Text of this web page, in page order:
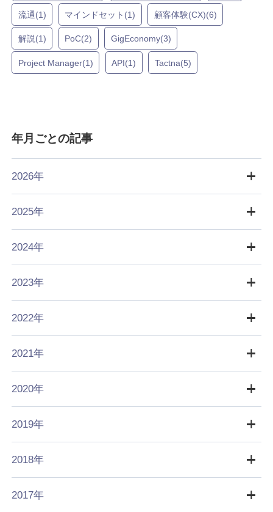
流通(1) マインドセット(1) 顧客体験(CX)(6)
解説(1) PoC(2) GigEconomy(3)
Project Manager(1) API(1) Tactna(5)
年月ごとの記事
2026年
2025年
2024年
2023年
2022年
2021年
2020年
2019年
2018年
2017年